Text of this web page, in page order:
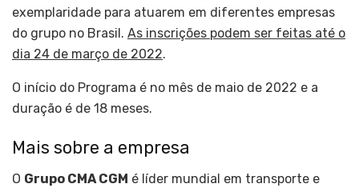
exemplaridade para atuarem em diferentes empresas
do grupo no Brasil. As inscrições podem ser feitas até o
dia 24 de março de 2022.
O início do Programa é no mês de maio de 2022 e a
duração é de 18 meses.
Mais sobre a empresa
O Grupo CMA CGM é líder mundial em transporte e